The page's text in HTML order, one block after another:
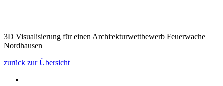
3D Visualisierung für einen Architekturwettbewerb Feuerwache
Nordhausen
zurück zur Übersicht